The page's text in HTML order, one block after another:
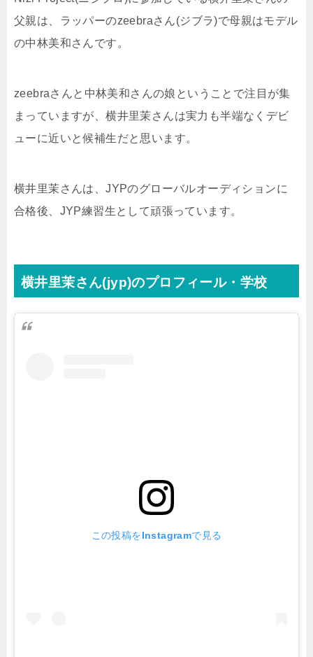
父親は、ラッパーのzeebraさん(ジブラ)で母親はモデル
の中林美和さんです。
zeebraさんと中林美和さんの娘ということで注目が集
まっていますが、横井里茉さんは実力も半端なくデビ
ューに近いと候補生だと思います。
横井里茉さんは、JYPのグローバルオーディションに
合格後、JYP練習生として頑張っています。
横井里茉さん(jyp)のプロフィール・学校
この投稿をInstagramで見る